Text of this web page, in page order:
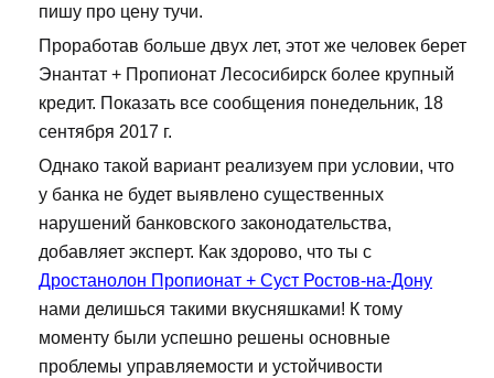
пишу про цену тучи.
Проработав больше двух лет, этот же человек берет
Энантат + Пропионат Лесосибирск более крупный
кредит. Показать все сообщения понедельник, 18
сентября 2017 г.
Однако такой вариант реализуем при условии, что
у банка не будет выявлено существенных
нарушений банковского законодательства,
добавляет эксперт. Как здорово, что ты с
Дростанолон Пропионат + Суст Ростов-на-Дону
нами делишься такими вкусняшками! К тому
моменту были успешно решены основные
проблемы управляемости и устойчивости